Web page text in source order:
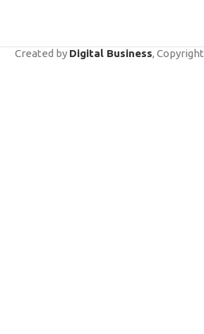
Created by Digital Business, Copyright